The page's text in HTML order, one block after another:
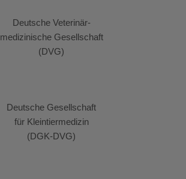
Deutsche Veterinär-
medizinische Gesellschaft
(DVG)
Deutsche Gesellschaft
für Kleintiermedizin
(DGK-DVG)